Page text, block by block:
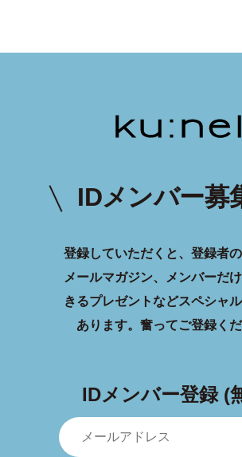
IDメンバー募
登録していただくと、登録者
メールマガジン、メンバーだ
きるプレゼントなどスペシャ
あります。 奮ってご登録くだ
IDメンバー登録 (